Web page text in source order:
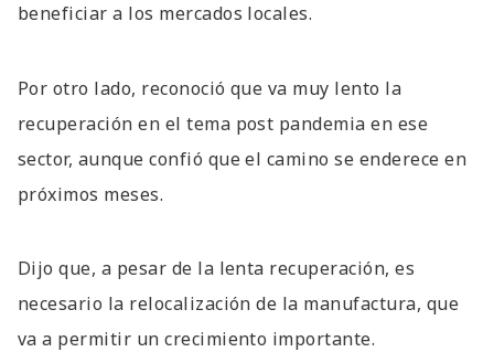
beneficiar a los mercados locales.
Por otro lado, reconoció que va muy lento la
recuperación en el tema post pandemia en ese
sector, aunque confió que el camino se enderece en
próximos meses.
Dijo que, a pesar de la lenta recuperación, es
necesario la relocalización de la manufactura, que
va a permitir un crecimiento importante.